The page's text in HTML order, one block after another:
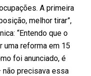
A primeira
melhor tirar”,
“Entendo que o
uma reforma em 15
foi anunciado, é
não precisava essa